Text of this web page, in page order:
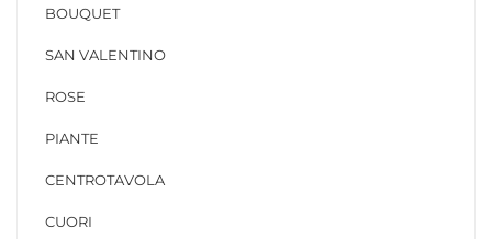
BOUQUET
SAN VALENTINO
ROSE
PIANTE
CENTROTAVOLA
CUORI